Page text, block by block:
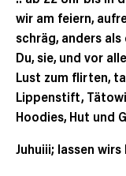
wir am feiern,
schräg, anders
Du, sie, und vor
Lust zum flirten,
Lippenstift,
Hoodies, Hut und
Juhuiii; lassen wirs